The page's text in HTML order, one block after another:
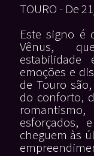
TOURO - De
Este signo é
Vênus,
estabilidade
emoções e
de Touro
do conforto,
esforçados,
cheguem às